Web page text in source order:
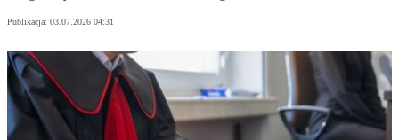
Publikacja: 03.07.2026 04:31